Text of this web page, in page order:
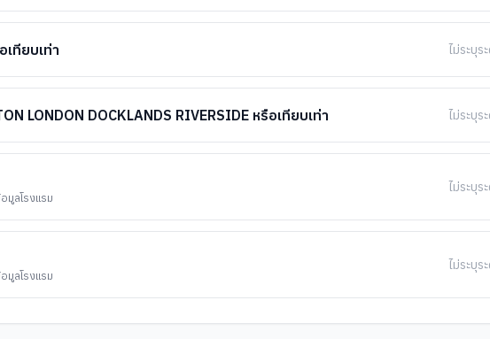
เทียบเท่า ไม่ระบุร
LONDON DOCKLANDS RIVERSIDE หรือเทียบเท่า ไม่ระบุร
มูลโรงแรม
ไม่ระบุร
มูลโรงแรม
ไม่ระบุร